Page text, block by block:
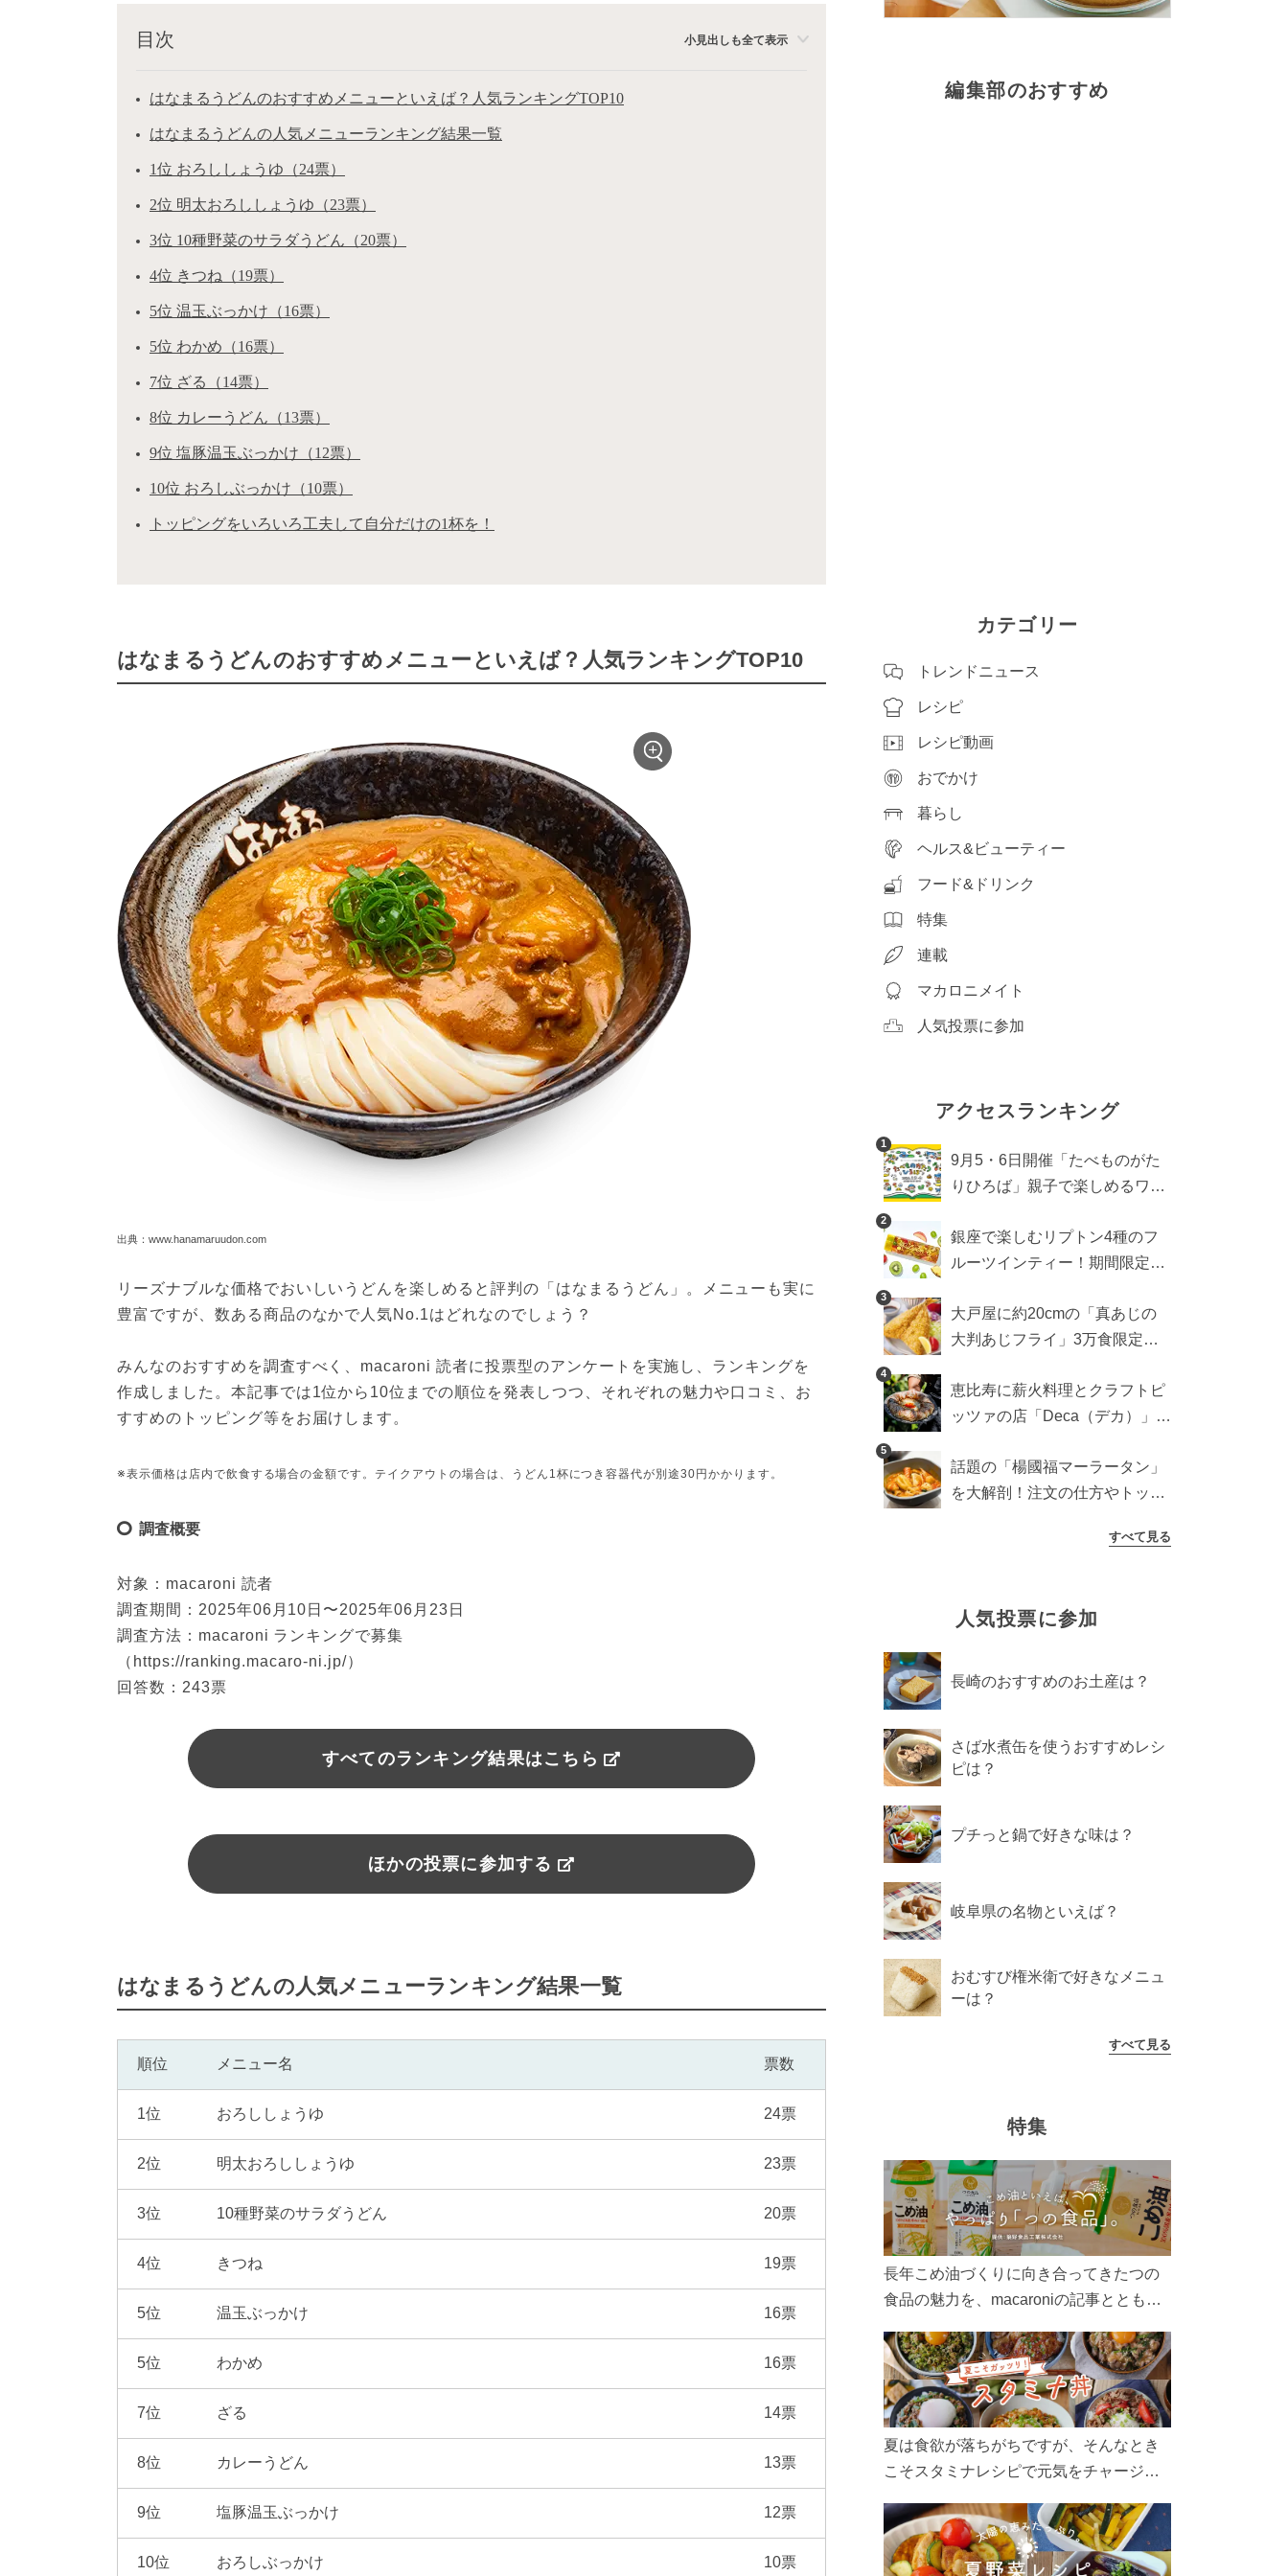
目次 小見出しも全て表示
はなまるうどんのおすすめメニューといえば？人気ランキングTOP10
はなまるうどんの人気メニューランキング結果一覧
1位 おろししょうゆ（24票）
2位 明太おろししょうゆ（23票）
3位 10種野菜のサラダうどん（20票）
4位 きつね（19票）
5位 温玉ぶっかけ（16票）
5位 わかめ（16票）
7位 ざる（14票）
8位 カレーうどん（13票）
9位 塩豚温玉ぶっかけ（12票）
10位 おろしぶっかけ（10票）
トッピングをいろいろ工夫して自分だけの1杯を！
はなまるうどんのおすすめメニューといえば？人気ランキングTOP10
出典：www.hanamaruudon.com
リーズナブルな価格でおいしいうどんを楽しめると評判の「はなまるうどん」。メニューも実に
豊富ですが、数ある商品のなかで人気No.1はどれなのでしょう？
みんなのおすすめを調査すべく、macaroni 読者に投票型のアンケートを実施し、ランキングを
作成しました。本記事では1位から10位までの順位を発表しつつ、それぞれの魅力や口コミ、お
すすめのトッピング等をお届けします。
※表示価格は店内で飲食する場合の金額です。テイクアウトの場合は、うどん1杯につき容器代が別途30円かかります。
調査概要
対象：macaroni 読者
調査期間：2025年06月10日〜2025年06月23日
調査方法：macaroni ランキングで募集
（https://ranking.macaro-ni.jp/）
回答数：243票
すべてのランキング結果はこちら
ほかの投票に参加する
はなまるうどんの人気メニューランキング結果一覧
順位 メニュー名 票数
1位 おろししょうゆ 24票
2位 明太おろししょうゆ 23票
3位 10種野菜のサラダうどん 20票
4位 きつね 19票
5位 温玉ぶっかけ 16票
5位 わかめ 16票
7位 ざる 14票
8位 カレーうどん 13票
9位 塩豚温玉ぶっかけ 12票
10位 おろしぶっかけ 10票
編集部のおすすめ
カテゴリー
トレンドニュース
レシピ
レシピ動画
おでかけ
暮らし
ヘルス&ビューティー
フード&ドリンク
特集
連載
マカロニメイト
人気投票に参加
アクセスランキング
1
9月5・6日開催「たべものがた
りひろば」親子で楽しめるワー
ーなどをご紹介
2
銀座で楽しむリプトン4種のフ
ルーツインティー！期間限定キ
3
大戸屋に約20cmの「真あじの
大判あじフライ」3万食限定で
メニュー
4
恵比寿に薪火料理とクラフトピ
ッツァの店「Deca（デカ）」が
ストラン
5
話題の「楊國福マーラータン」
を大解剖！注文の仕方やトッピ
すべて見る
人気投票に参加
長崎のおすすめのお土産は？
さば水煮缶を使うおすすめレシ
ピは？
プチっと鍋で好きな味は？
岐阜県の名物といえば？
おむすび権米衛で好きなメニュ
ーは？
すべて見る
特集
長年こめ油づくりに向き合ってきたつの
食品の魅力を、macaroniの記事とともに
ん、製造現場や品質へのこだわりまで。
こめ油をもっと好きになるコンテンツを
ぜひお楽しみください。
夏は食欲が落ちがちですが、そんなとき
こそスタミナレシピで元気をチャージ！
リ食べて、夏バテを吹き飛ばしましょ
う！